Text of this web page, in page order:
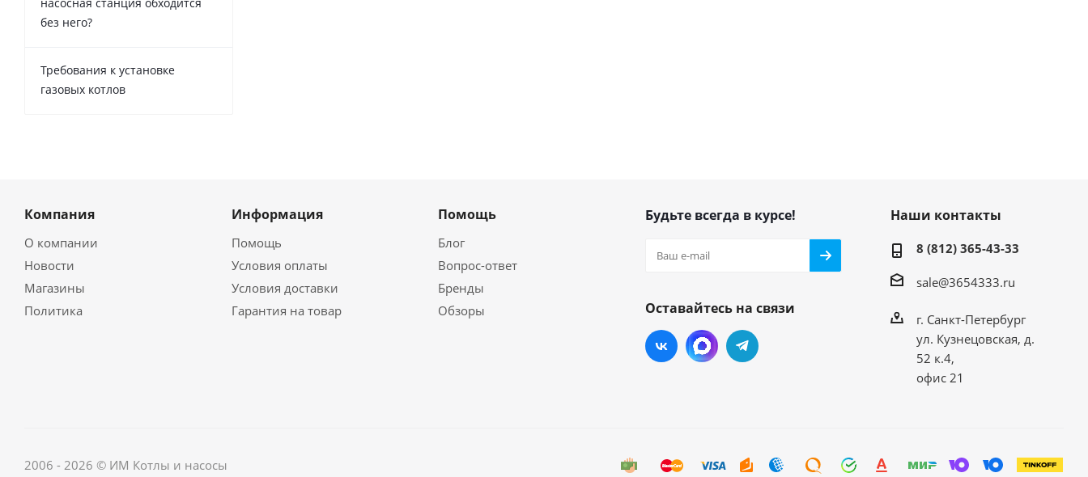
насосная станция обходится
без него?
Требования к установке
газовых котлов
Компания
О компании
Новости
Магазины
Политика
Информация
Помощь
Условия оплаты
Условия доставки
Гарантия на товар
Помощь
Блог
Вопрос-ответ
Бренды
Обзоры
Будьте всегда в курсе!
Оставайтесь на связи
Наши контакты
8 (812) 365-43-33
sale@3654333.ru
г. Санкт-Петербург
ул. Кузнецовская, д.
52 к.4,
офис 21
2006 - 2026 © ИМ Котлы и насосы